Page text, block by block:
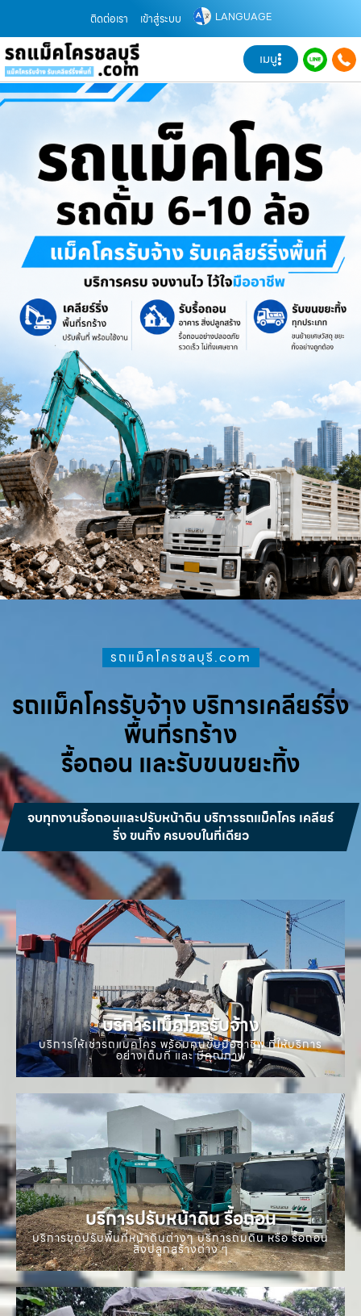
ติดต่อเรา เข้าสู่ระบบ LANGUAGE
เมนู
รถแม็คโครชลบุรี.com
รถแม็คโครรับจ้าง บริการเคลียร์ริ่ง
พื้นที่รกร้าง
รื้อถอน และรับขนขยะทิ้ง
จบทุกงานรื้อถอนและปรับหน้าดิน บริการรถแม็คโคร เคลียร์
ริ่ง ขนทิ้ง ครบจบในที่เดียว
บริการแม็คโครรับจ้าง
บริการให้เช่ารถแมคโคร พร้อมคนขับมืออาชีพ ที่ให้บริการ
อย่างเต็มที่ และ มีคุณภาพ
บริการปรับหน้าดิน รื้อถอน
บริการขุดปรับพื้นที่หน้าดินต่างๆ บริการถมดิน หรือ รื้อถอน
สิ่งปลูกสร้างต่าง ๆ